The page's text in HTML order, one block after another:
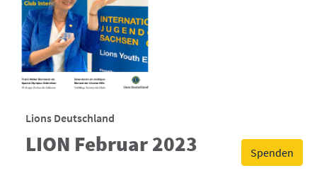
Spenden
Lions Deutschland
LION Februar 2023